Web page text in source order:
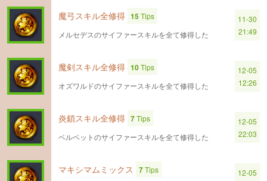
魔弓スキル全修得 15Tips
メルセデスのサイファースキルを全て修得した
11-30
21:49
魔剣スキル全修得 10Tips
オズワルドのサイファースキルを全て修得した
12-05
12:26
炎鎖スキル全修得 7Tips
ベルベットのサイファースキルを全て修得した
12-05
22:03
マキシマムミックス 7Tips
12-05